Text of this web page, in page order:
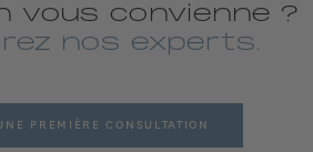
vous convienne ?
nos experts.
PREMIÈRE CONSULTATION